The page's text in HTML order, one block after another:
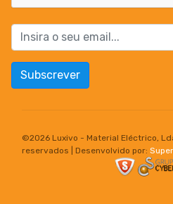
Subscrever
©2026 Luxivo - Material Eléctrico,
reservados | Desenvolvido por: